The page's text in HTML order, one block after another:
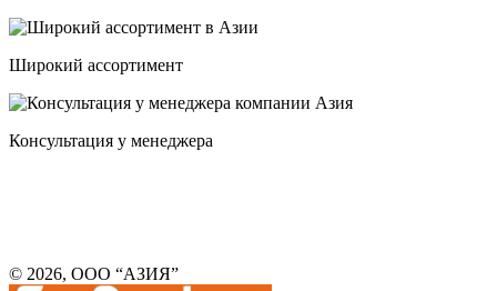
Широкий ассортимент
Консультация у менеджера
© 2026, ООО “АЗИЯ”